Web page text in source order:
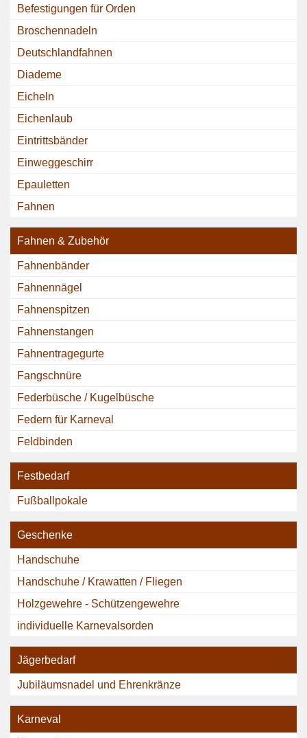
Befestigungen für Orden
Broschennadeln
Deutschlandfahnen
Diademe
Eicheln
Eichenlaub
Eintrittsbänder
Einweggeschirr
Epauletten
Fahnen
Fahnen & Zubehör
Fahnenbänder
Fahnennägel
Fahnenspitzen
Fahnenstangen
Fahnentragegurte
Fangschnüre
Federbüsche / Kugelbüsche
Federn für Karneval
Feldbinden
Festbedarf
Fußballpokale
Geschenke
Handschuhe
Handschuhe / Krawatten / Fliegen
Holzgewehre - Schützengewehre
individuelle Karnevalsorden
Jägerbedarf
Jubiläumsnadel und Ehrenkränze
Karneval